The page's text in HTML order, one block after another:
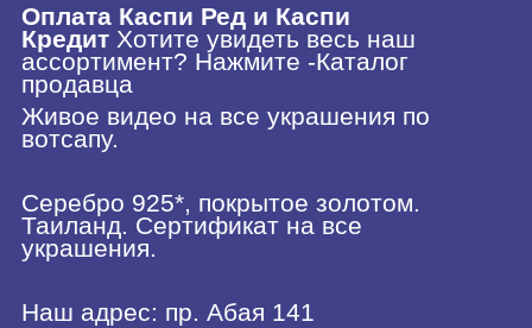
Оплата Каспи Ред и Каспи
Кредит Хотите увидеть весь наш
ассортимент? Нажмите -Каталог
продавца
Живое видео на все украшения по
вотсапу.
Серебро 925*, покрытое золотом.
Таиланд. Сертификат на все
украшения.
Наш адрес: пр. Абая 141